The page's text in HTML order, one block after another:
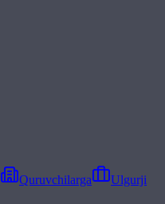
Quruvchilarga
Ulgurji